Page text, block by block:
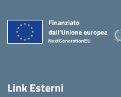
Link Esterni